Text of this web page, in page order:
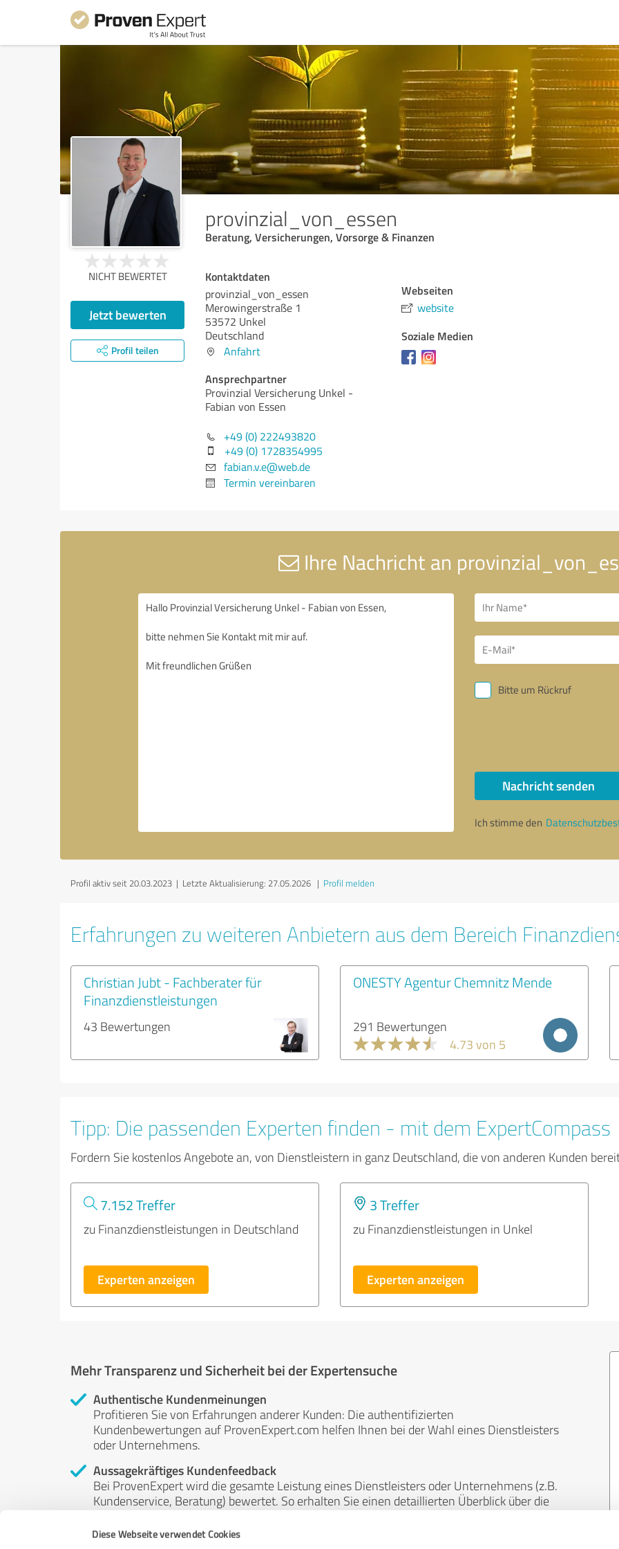
Diese Webseite verwendet Cookies
provinzial_von_essen
Beratung, Versicherungen, Vorsorge & Finanzen
NICHT BEWERTET
Jetzt bewerten
Profil teilen
Kontaktdaten
provinzial_von_essen
Merowingerstraße 1
53572 Unkel
Deutschland
Anfahrt
Ansprechpartner
Provinzial Versicherung Unkel -
Fabian von Essen
+49 (0) 222493820
+49 (0) 1728354995
fabian.v.e@web.de
Termin vereinbaren
Webseiten
website
Soziale Medien
Ihre Nachricht an
Bitte um Rückruf
Nachricht senden
Ich stimme den
Profil aktiv seit 20.03.2023 | Letzte Aktualisierung: 27.05.2026 | Profil melden
Erfahrungen zu weiteren Anbietern aus dem Bereich
Christian Jubt - Fachberater für
Finanzdienstleistungen
43 Bewertungen
ONESTY Agentur Chemnitz Mende
291 Bewertungen
4.73 von 5
Tipp: Die passenden Experten finden - mit dem ExpertCompass
Fordern Sie kostenlos Angebote an, von Dienstleistern in ganz Deutschland, die von anderen Kunden
7.152 Treffer
zu Finanzdienstleistungen in Deutschland
Experten anzeigen
3 Treffer
zu Finanzdienstleistungen in Unkel
Experten anzeigen
Mehr Transparenz und Sicherheit bei der Expertensuche
Authentische Kundenmeinungen
Profitieren Sie von Erfahrungen anderer Kunden: Die authentifizierten
Kundenbewertungen auf ProvenExpert.com helfen Ihnen bei der Wahl eines Dienstleisters
oder Unternehmens.
Aussagekräftiges Kundenfeedback
Bei ProvenExpert wird die gesamte Leistung eines Dienstleisters oder Unternehmens (z.B.
Kundenservice, Beratung) bewertet. So erhalten Sie einen detaillierten Überblick über die
Unabhängige Bewertungen